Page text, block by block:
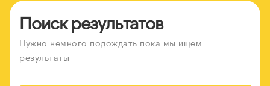
Поиск результатов
Нужно немного подождать пока мы ищем
результаты